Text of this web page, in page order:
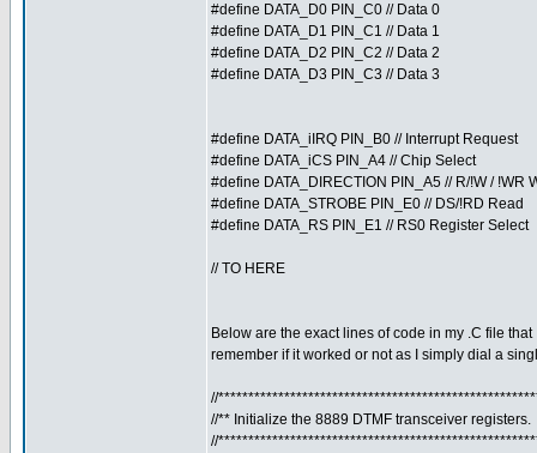
#define DATA_D0 PIN_C0 // Data 0
#define DATA_D1 PIN_C1 // Data 1
#define DATA_D2 PIN_C2 // Data 2
#define DATA_D3 PIN_C3 // Data 3
#define DATA_iIRQ PIN_B0 // Interrupt Request
#define DATA_iCS PIN_A4 // Chip Select
#define DATA_DIRECTION PIN_A5 // R/!W / !WR
#define DATA_STROBE PIN_E0 // DS/!RD Read
#define DATA_RS PIN_E1 // RS0 Register Select
// TO HERE
Below are the exact lines of code in my .C file
remember if it worked or not as I simply dial a
//
//** Initialize the 8889 DTMF transceiver registers.
//